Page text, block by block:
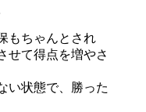
もちゃんとされ
せて得点を増やさ
い状態で、勝った